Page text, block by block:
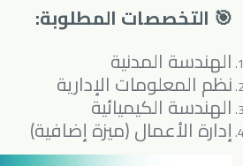
🎯 التخصصات المطلوبة:
الهندسة المدنية
نظم المعلومات الإدارية
الهندسة الكيميائية
إدارة الأعمال (ميزة إضافية)